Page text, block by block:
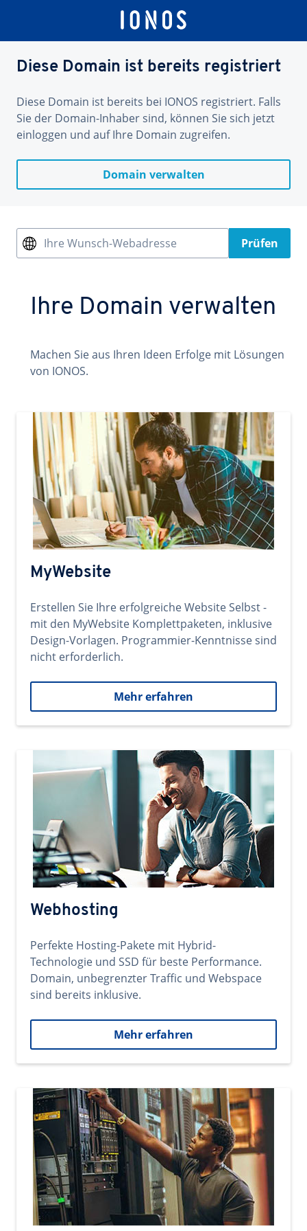
Diese Domain ist bereits registriert
Diese Domain ist bereits bei IONOS registriert. Falls
Sie der Domain-Inhaber sind, können Sie sich jetzt
einloggen und auf Ihre Domain zugreifen.
Domain verwalten
Ihre Wunsch-Webadresse Prüfen
Ihre Domain verwalten
Machen Sie aus Ihren Ideen Erfolge mit Lösungen
von IONOS.
MyWebsite
Erstellen Sie Ihre erfolgreiche Website Selbst -
mit den MyWebsite Komplettpaketen, inklusive
Design-Vorlagen. Programmier-Kenntnisse sind
nicht erforderlich.
Mehr erfahren
Webhosting
Perfekte Hosting-Pakete mit Hybrid-
Technologie und SSD für beste Performance.
Domain, unbegrenzter Traffic und Webspace
sind bereits inklusive.
Mehr erfahren